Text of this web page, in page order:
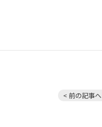
< 前の記事へ